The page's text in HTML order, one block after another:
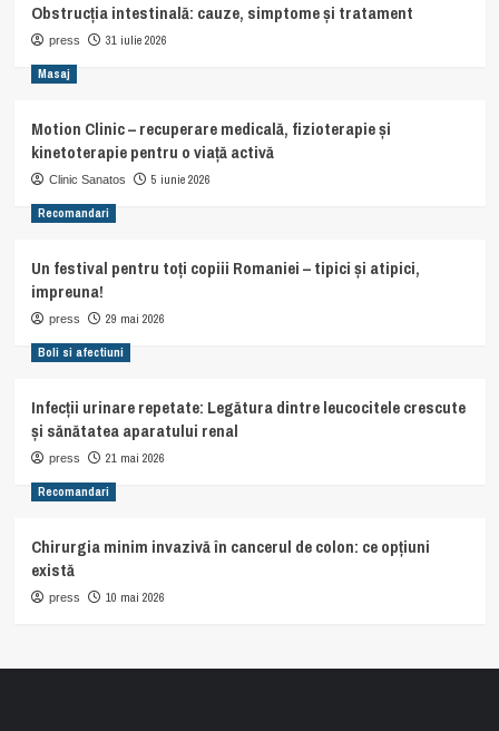
Obstrucția intestinală: cauze, simptome și tratament
press 31 iulie 2026
Masaj
Motion Clinic – recuperare medicală, fizioterapie și
kinetoterapie pentru o viață activă
Clinic Sanatos 5 iunie 2026
Recomandari
Un festival pentru toți copiii Romaniei – tipici și atipici,
impreuna!
press 29 mai 2026
Boli si afectiuni
Infecții urinare repetate: Legătura dintre leucocitele crescute
și sănătatea aparatului renal
press 21 mai 2026
Recomandari
Chirurgia minim invazivă în cancerul de colon: ce opțiuni
există
press 10 mai 2026